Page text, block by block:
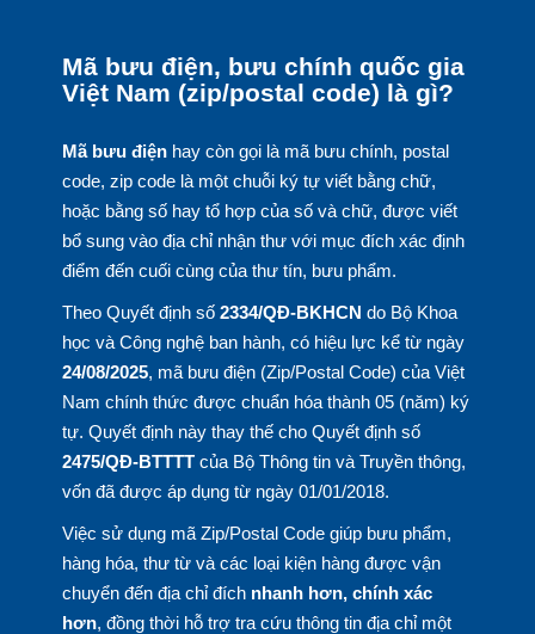
Mã bưu điện, bưu chính quốc gia
Việt Nam (zip/postal code) là gì?
Mã bưu điệnhay còn gọi là mã bưu chính, postal
code, zip code là một chuỗi ký tự viết bằng chữ,
hoặc bằng số hay tổ hợp của số và chữ, được viết
bổ sung vào địa chỉ nhận thư với mục đích xác định
điểm đến cuối cùng của thư tín, bưu phẩm.
Theo Quyết định số 2334/QĐ-BKHCN do Bộ Khoa
học và Công nghệ ban hành, có hiệu lực kể từ ngày
24/08/2025, mã bưu điện (Zip/Postal Code) của Việt
Nam chính thức được chuẩn hóa thành 05 (năm) ký
tự. Quyết định này thay thế cho Quyết định số
2475/QĐ-BTTTTcủa Bộ Thông tin và Truyền thông,
vốn đã được áp dụng từ ngày 01/01/2018.
Việc sử dụng mã Zip/Postal Code giúp bưu phẩm,
hàng hóa, thư từ và các loại kiện hàng được vận
chuyển đến địa chỉ đích nhanh hơn, chính xác
hơn, đồng thời hỗ trợ tra cứu thông tin địa chỉ một